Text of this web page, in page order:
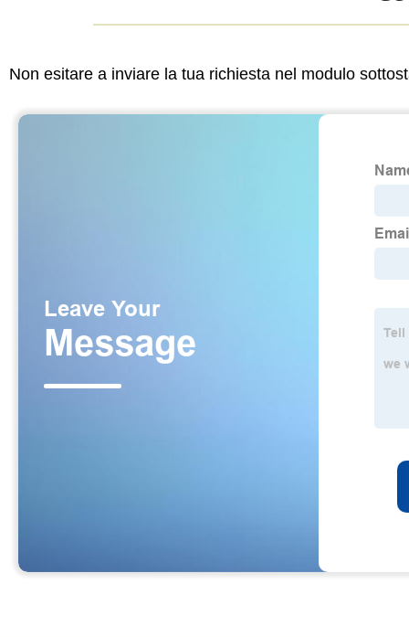
Non esitare a inviare la tua richiesta nel modulo